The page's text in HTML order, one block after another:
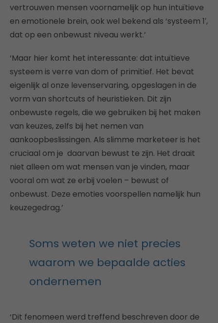
vertrouwen mensen voornamelijk op hun intuïtieve
en emotionele brein, ook wel bekend als ‘systeem 1′,
dat op een onbewust niveau werkt.’
‘Maar hier komt het interessante: dat intuïtieve
systeem is verre van dom of primitief. Het bevat
eigenlijk al onze levenservaring, opgeslagen in de
vorm van shortcuts of heuristieken. Dit zijn
onbewuste regels, die we gebruiken bij het maken
van keuzes, zelfs bij het nemen van
aankoopbeslissingen. Als slimme marketeer is het
cruciaal om je daarvan bewust te zijn. Het draait
niet alleen om wat mensen van je vinden, maar
vooral om wat ze erbij voelen – bewust of
onbewust. Deze emoties voorspellen namelijk hun
keuzegedrag.’
Soms weten we niet precies
waarom we bepaalde acties
ondernemen
‘Dit fenomeen werd treffend beschreven door de